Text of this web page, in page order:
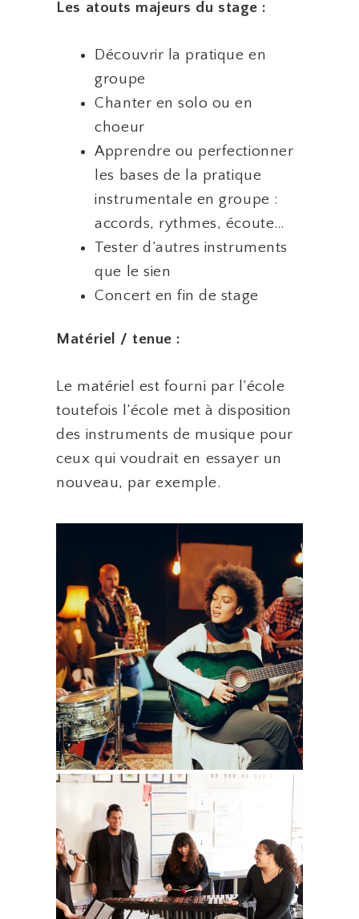
Les atouts majeurs du stage :
Découvrir la pratique en
groupe
Chanter en solo ou en
choeur
Apprendre ou perfectionner
les bases de la pratique
instrumentale en groupe :
accords, rythmes, écoute…
Tester d’autres instruments
que le sien
Concert en fin de stage
Matériel / tenue :
Le matériel est fourni par l’école
toutefois l’école met à disposition
des instruments de musique pour
ceux qui voudrait en essayer un
nouveau, par exemple.